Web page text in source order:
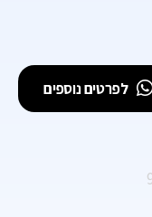
לפרטים נוספים